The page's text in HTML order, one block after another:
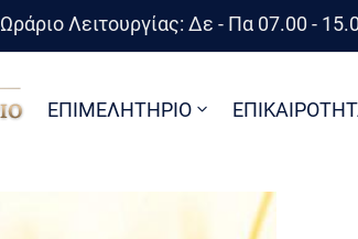
Ωράριο Λειτουργίας: Δε - Πα 07.00 -
ΕΠΙΜΕΛΗΤΗΡΙΟ